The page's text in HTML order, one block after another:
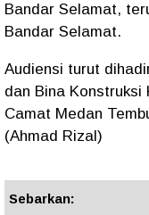
Bandar Selamat,
Bandar Selamat.
Audiensi turut
dan Bina Konstruksi
Camat Medan
(Ahmad Rizal)
Sebarkan: